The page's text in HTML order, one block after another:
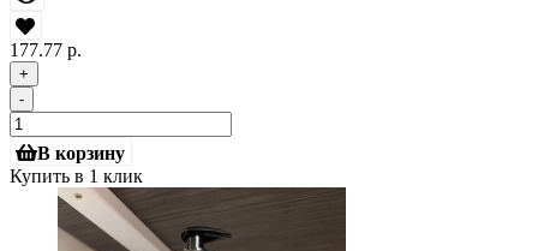
177.77 р.
+
-
В корзину
Купить в 1 клик